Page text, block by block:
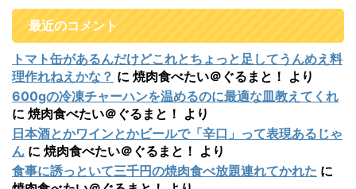
最近のコメント
トマト缶があるんだけどこれとちょっと足してうんめえ料
理作れねえかな？ に 焼肉食べたい＠ぐるまと！ より
600gの冷凍チャーハンを温めるのに最適な皿教えてくれ
に 焼肉食べたい＠ぐるまと！ より
日本酒とかワインとかビールで「辛口」って表現あるじゃ
ん に 焼肉食べたい＠ぐるまと！ より
食事に誘っといて三千円の焼肉食べ放題連れてかれた に